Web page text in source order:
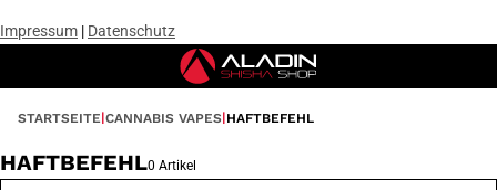
Impressum | Datenschutz
STARTSEITE CANNABIS VAPES HAFTBEFEHL
HAFTBEFEHL0 Artikel